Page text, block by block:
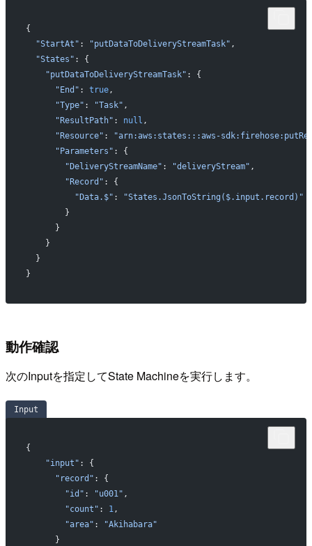
{
  "StartAt"
: "putDataToDeliveryStreamTask" ,
  "States"
: {
    "putDataToDeliveryStreamTask"
: {
      "End"
: true,
      "Type"
: "Task" ,
      "ResultPath"
: null ,
      "Resource"
:
"arn:aws:states:::aws-
      "Parameters"
: {
        "DeliveryStreamName"
: "deliveryStream" ,
        "Record"
: {
          "Data.$"
:
"States.JsonToString($.input.record)"
        }
      }
    }
  }
}
動作確認
次のInputを指定してState Machineを実行します。
Input
{
    "input"
: {
      "record"
: {
        "id"
: "u001" ,
        "count"
: 1,
        "area"
:
"Akihabara"
      }